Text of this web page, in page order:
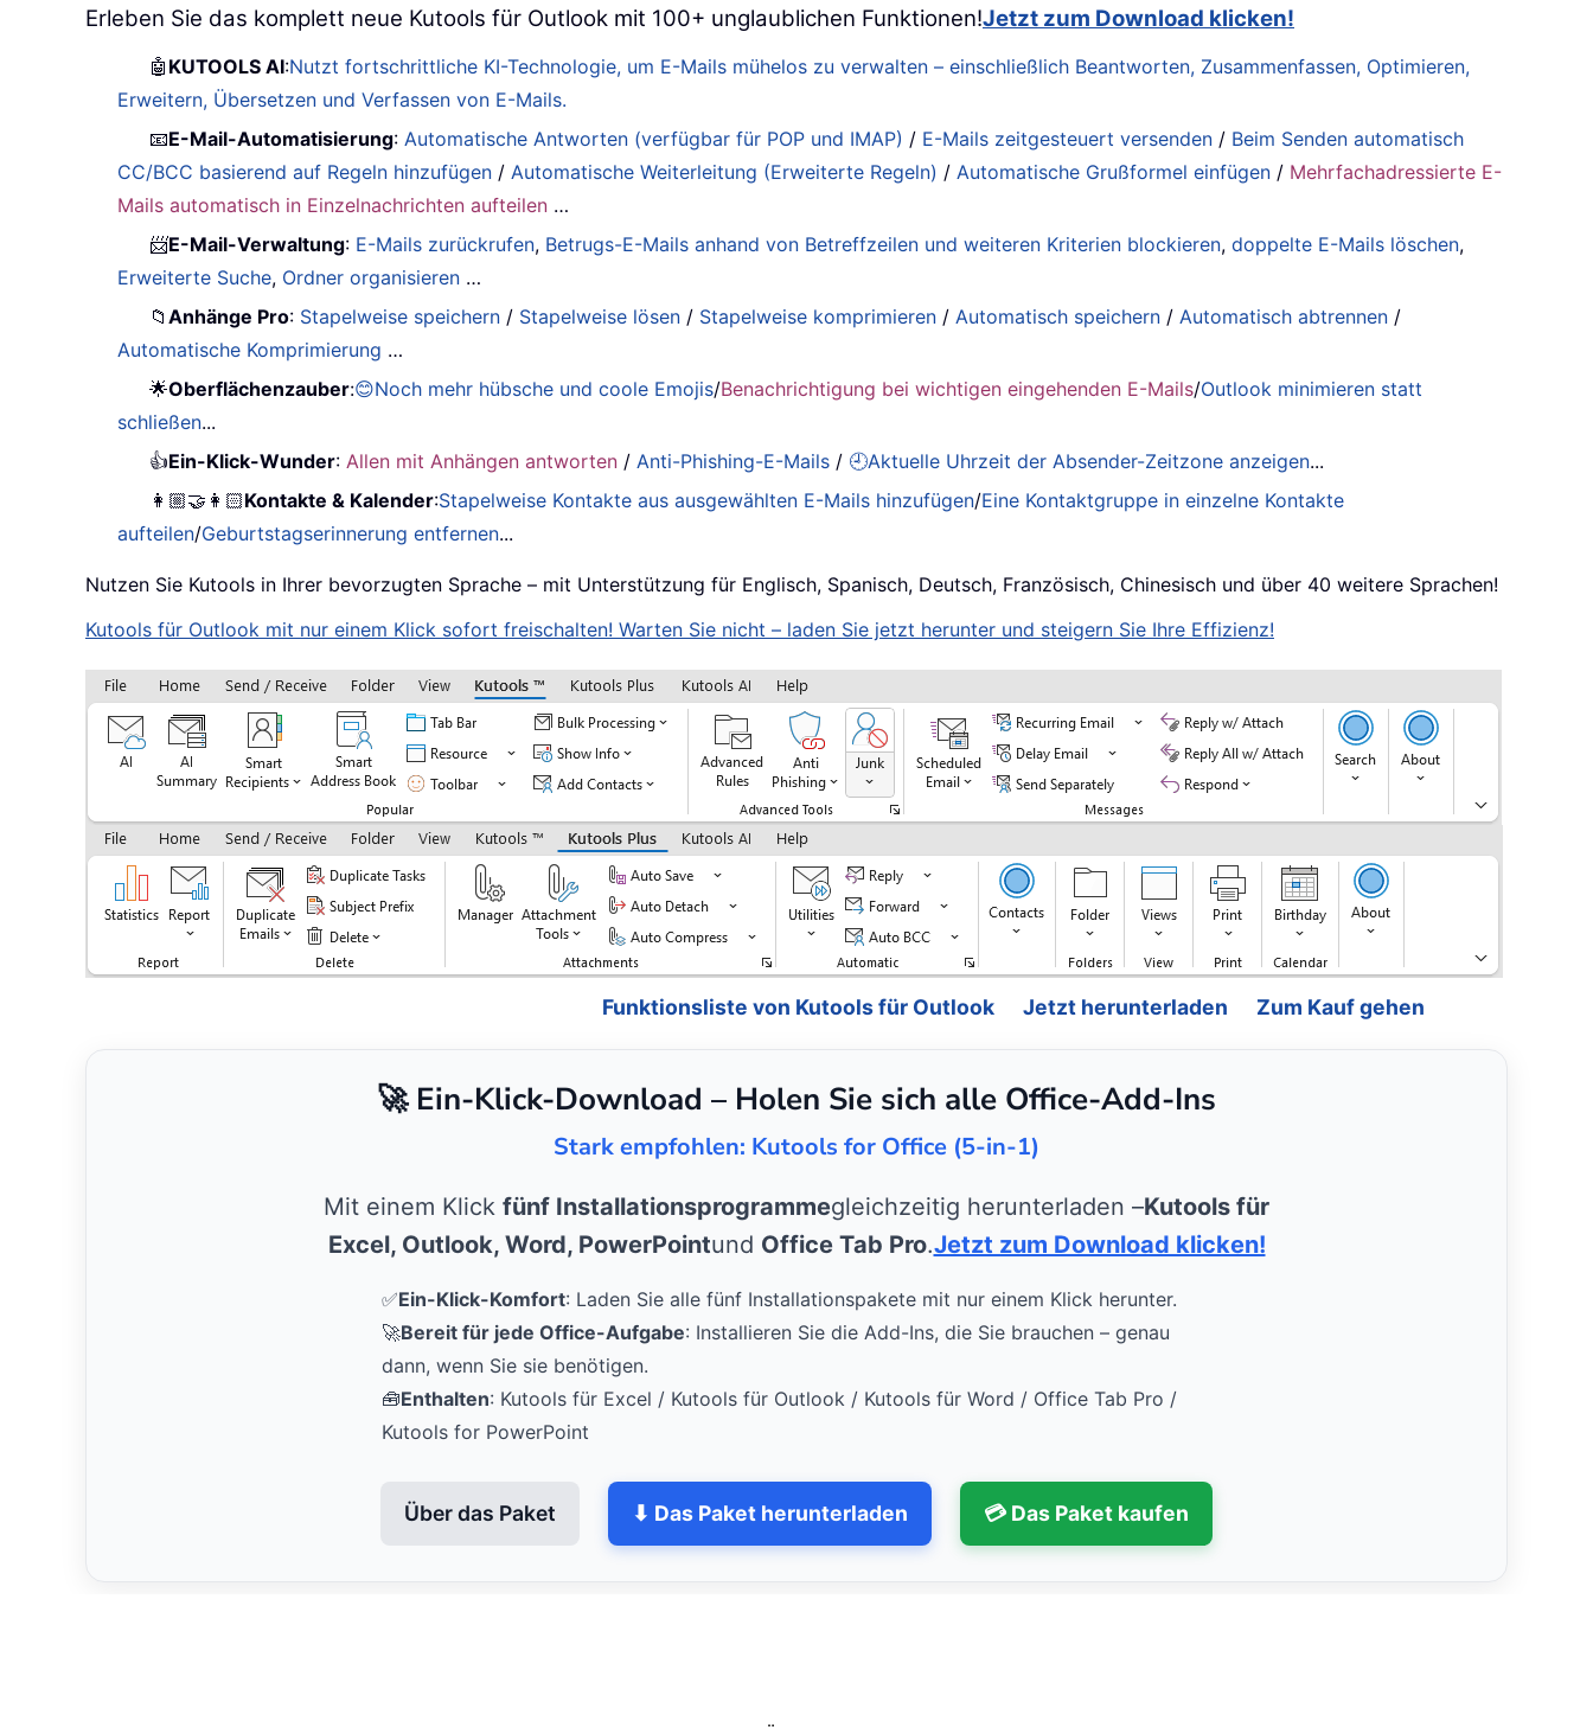
Erleben Sie das komplett neue Kutools für Outlook mit 100+ unglaublichen Funktionen!Jetzt zum Download klicken!
🤖 KUTOOLS AI:Nutzt fortschrittliche KI-Technologie, um E-Mails mühelos zu verwalten – einschließlich Beantworten, Zusammenfassen, Optimieren,
Erweitern, Übersetzen und Verfassen von E-Mails.
📧E-Mail-Automatisierung:Automatische Antworten (verfügbar für POP und IMAP) / E-Mails zeitgesteuert versenden / Beim Senden automatisch
CC/BCC basierend auf Regeln hinzufügen /Automatische Weiterleitung (Erweiterte Regeln) /Automatische Grußformel einfügen / Mehrfachadressierte E-
Mails automatisch in Einzelnachrichten aufteilen …
📨E-Mail-Verwaltung: E-Mails zurückrufen, Betrugs-E-Mails anhand von Betreffzeilen und weiteren Kriterien blockieren,doppelte E-Mails löschen,
Erweiterte Suche, Ordner organisieren …
📁Anhänge Pro: Stapelweise speichern / Stapelweise lösen / Stapelweise komprimieren /Automatisch speichern /Automatisch abtrennen /
Automatische Komprimierung …
🌟Oberflächenzauber:😊Noch mehr hübsche und coole Emojis/Benachrichtigung bei wichtigen eingehenden E-Mails/Outlook minimieren statt
schließen...
👍Ein-Klick-Wunder:Allen mit Anhängen antworten /Anti-Phishing-E-Mails / 🕘Aktuelle Uhrzeit der Absender-Zeitzone anzeigen...
👩🏼‍🤝‍👩🏻Kontakte & Kalender:Stapelweise Kontakte aus ausgewählten E-Mails hinzufügen/Eine Kontaktgruppe in einzelne Kontakte
aufteilen/Geburtstagserinnerung entfernen...
Nutzen Sie Kutools in Ihrer bevorzugten Sprache – mit Unterstützung für Englisch, Spanisch, Deutsch, Französisch, Chinesisch und über 40 weitere Sprachen!
Kutools für Outlook mit nur einem Klick sofort freischalten! Warten Sie nicht – laden Sie jetzt herunter und steigern Sie Ihre Effizienz!
Funktionsliste von Kutools für Outlook Jetzt herunterladen Zum Kauf gehen
🚀 Ein-Klick-Download – Holen Sie sich alle Office-Add-Ins
Stark empfohlen: Kutools for Office (5-in-1)
Mit einem Klick fünf Installationsprogrammegleichzeitig herunterladen –Kutools für
Excel, Outlook, Word, PowerPointund Office Tab Pro.Jetzt zum Download klicken!
✅Ein-Klick-Komfort: Laden Sie alle fünf Installationspakete mit nur einem Klick herunter.
🚀Bereit für jede Office-Aufgabe: Installieren Sie die Add-Ins, die Sie brauchen – genau
dann, wenn Sie sie benötigen.
🧰Enthalten: Kutools für Excel / Kutools für Outlook / Kutools für Word / Office Tab Pro /
Kutools for PowerPoint
Über das Paket ⬇ Das Paket herunterladen 💳 Das Paket kaufen